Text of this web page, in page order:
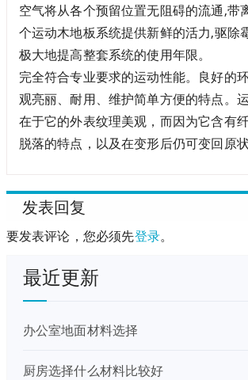
空气将从各个预留位置无阻碍的流通,带
个运动木地板系统提供新鲜的活力,驱除
极大地提高整套系统的使用年限。
完全符合专业要求的运动性能。良好的
观亮丽、耐用、维护简单方便的特点。
在于它的外表纹理美观，而因为它含有
脱落的特点，以及在变形后仍可变回原状
发表回复
要发表评论，您必须先登录。
最近更新
办公室地面材料选择
厨房选择什么材料比较好